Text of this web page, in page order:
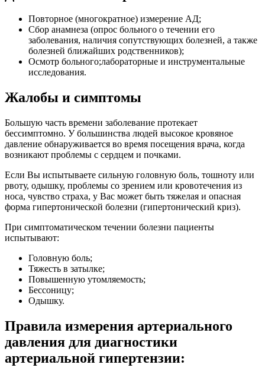
Повторное (многократное) измерение АД;
Сбор анамнеза (опрос больного о течении его
заболевания, наличия сопутствующих болезней, а также
болезней ближайших родственников);
Осмотр больного;лабораторные и инструментальные
исследования.
Жалобы и симптомы
Большую часть времени заболевание протекает
бессимптомно. У большинства людей высокое кровяное
давление обнаруживается во время посещения врача, когда
возникают проблемы с сердцем и почками.
Если Вы испытываете сильную головную боль, тошноту или
рвоту, одышку, проблемы со зрением или кровотечения из
носа, чувство страха, у Вас может быть тяжелая и опасная
форма гипертонической болезни (гипертонический криз).
При симптоматическом течении болезни пациенты
испытывают:
Головную боль;
Тяжесть в затылке;
Повышенную утомляемость;
Бессоницу;
Одышку.
Правила измерения артериального
давления для диагностики
артериальной гипертензии: